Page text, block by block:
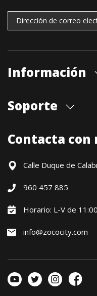
Información
Cita previa tienda
Contacto
Soporte
Formas de pago
Devoluciones / Garantía
Política precio mínimo
Financiación CETELEM
Condiciones generales
Contacta con
Calle Duque de
960 457 885
Horario: L-V de
info@zococity.com